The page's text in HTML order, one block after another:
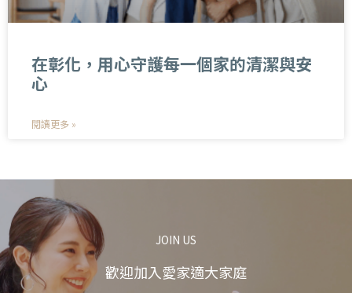
在彰化，用心守護每一個家的清潔與安
心
閱讀更多 »
JOIN US
歡迎加入愛家適大家庭